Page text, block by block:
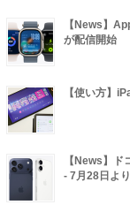
【News】
が配信開始
【使い方】
【News】
- 7月28日よ